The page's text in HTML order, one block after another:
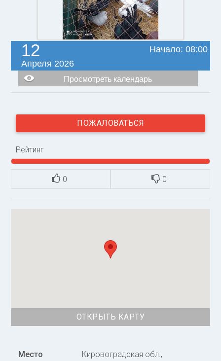
12
Апреля 2026
Начало: 08:00
Просмотреть календарь
ПОЖАЛОВАТЬСЯ
Рейтинг
0 0
ОТКРЫТЬ КАРТУ
Место
Кировоградская обл.,